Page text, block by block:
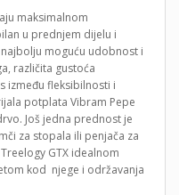
maksimalnom
u prednjem dijelu i
moguću udobnost i
različita gustoća
između fleksibilnosti i
potplata Vibram Pepe
Još jedna prednost je
za stopala ili penjača za
GTX idealnom
kod njege i održavanja